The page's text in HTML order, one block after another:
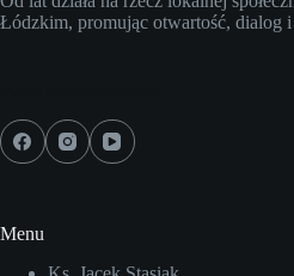
Łódzkim, promując otwartość, dialog
Menu